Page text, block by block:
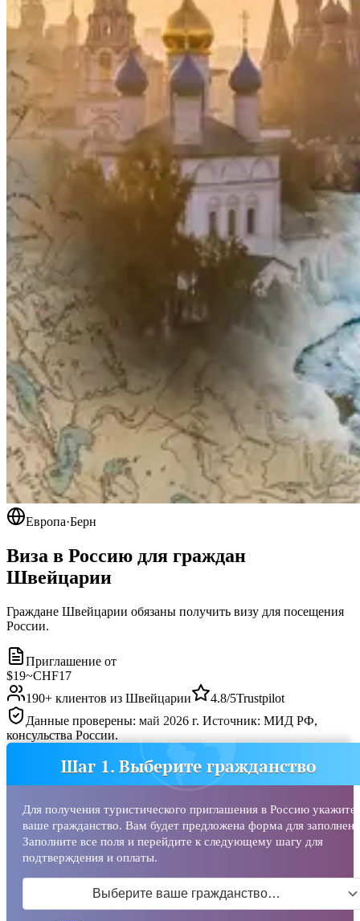
Европа·Берн
Виза в Россию для граждан
Швейцарии
Граждане Швейцарии обязаны получить визу для посещения
России.
Приглашение от
$19~CHF17
190+ клиентов из Швейцарии 4.8/5Trustpilot
Данные проверены: май 2026 г. Источник: МИД РФ,
консульства России.
Шаг 1. Выберите гражданство
Для получения туристического приглашения в Россию укажите
ваше гражданство. Вам будет предложена форма для
Заполните все поля и перейдите к следующему шагу для
подтверждения и оплаты.
Выберите ваше гражданство…